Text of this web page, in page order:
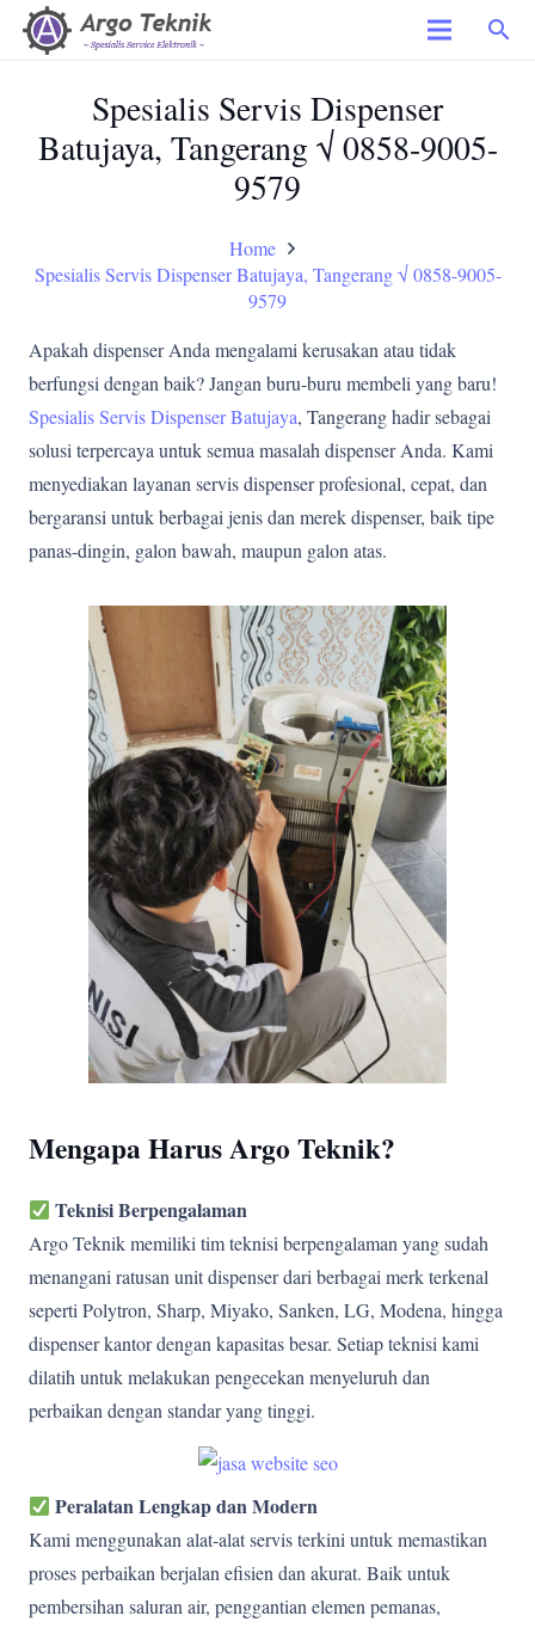
search
Spesialis Servis Dispenser
Batujaya, Tangerang √ 0858-9005-
9579
Home
Spesialis Servis Dispenser Batujaya, Tangerang √ 0858-9005-
9579
Apakah dispenser Anda mengalami kerusakan atau tidak
berfungsi dengan baik? Jangan buru-buru membeli yang baru!
Spesialis Servis Dispenser Batujaya, Tangerang hadir sebagai
solusi terpercaya untuk semua masalah dispenser Anda. Kami
menyediakan layanan servis dispenser profesional, cepat, dan
bergaransi untuk berbagai jenis dan merek dispenser, baik tipe
panas-dingin, galon bawah, maupun galon atas.
Mengapa Harus Argo Teknik?
Teknisi Berpengalaman
Argo Teknik memiliki tim teknisi berpengalaman yang sudah
menangani ratusan unit dispenser dari berbagai merk terkenal
seperti Polytron, Sharp, Miyako, Sanken, LG, Modena, hingga
dispenser kantor dengan kapasitas besar. Setiap teknisi kami
dilatih untuk melakukan pengecekan menyeluruh dan
perbaikan dengan standar yang tinggi.
Peralatan Lengkap dan Modern
Kami menggunakan alat-alat servis terkini untuk memastikan
proses perbaikan berjalan efisien dan akurat. Baik untuk
pembersihan saluran air, penggantian elemen pemanas,